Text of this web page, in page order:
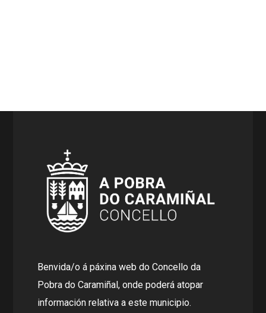
Benvida/o á páxina web do Concello da
Pobra do Caramiñal, onde poderá atopar
información relativa a este municipio.